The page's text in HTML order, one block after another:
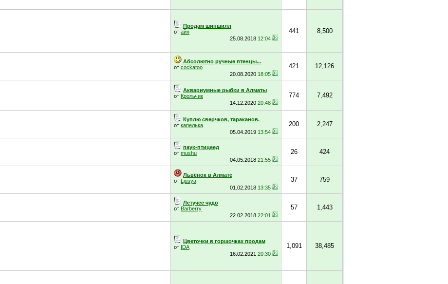
Продам шиншилл
от айя
25.08.2018 12:04
441 8,500
Абсолютно ручные птенцы...
от cockatoo
20.08.2020 18:05
421 12,126
Аквариумные рыбки в Алматы
от Крольчик
14.12.2020 20:48
774 7,492
Куплю сверчков, тараканов.
от капелька
05.04.2019 13:54
200 2,247
паук-птицеед
от mushu
04.05.2018 21:55
26 424
Львёнок в Алмате
от Ljusya
01.02.2018 13:35
37 759
Летучее чудо
от Barberry
22.02.2018 22:01
57 1,443
Цветочки в горшочках продам
от IDA
16.02.2021 20:30
1,091 38,485